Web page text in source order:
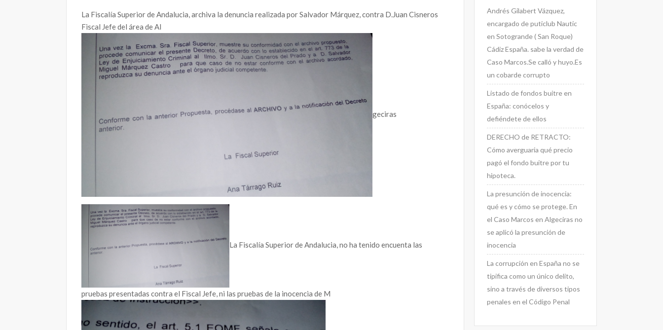
La Fiscalía Superior de Andalucia, archiva la denuncia realizada por Salvador Márquez, contra D.Juan Cisneros
Fiscal Jefe del área de Al
geciras
La Fiscalía Superior de Andalucia, no ha tenido encuenta las
pruebas presentadas contra el Fiscal Jefe, ni las pruebas de la inocencia de M
Andrés Gilabert Vázquez,
encargado de puticlub Nautic
en Sotogrande ( San Roque)
Cádiz España. sabe la verdad de
Caso Marcos.Se calló y huyo.Es
un cobarde corrupto
Listado de fondos buitre en
España: conócelos y
defiéndete de ellos
DERECHO de RETRACTO:
Cómo averguaria qué precio
pagó el fondo buitre por tu
hipoteca.
La presunción de inocencia:
qué es y cómo se protege. En
el Caso Marcos en Algeciras no
se aplicó la presunción de
inocencia
La corrupción en España no se
tipifica como un único delito,
sino a través de diversos tipos
penales en el Código Penal